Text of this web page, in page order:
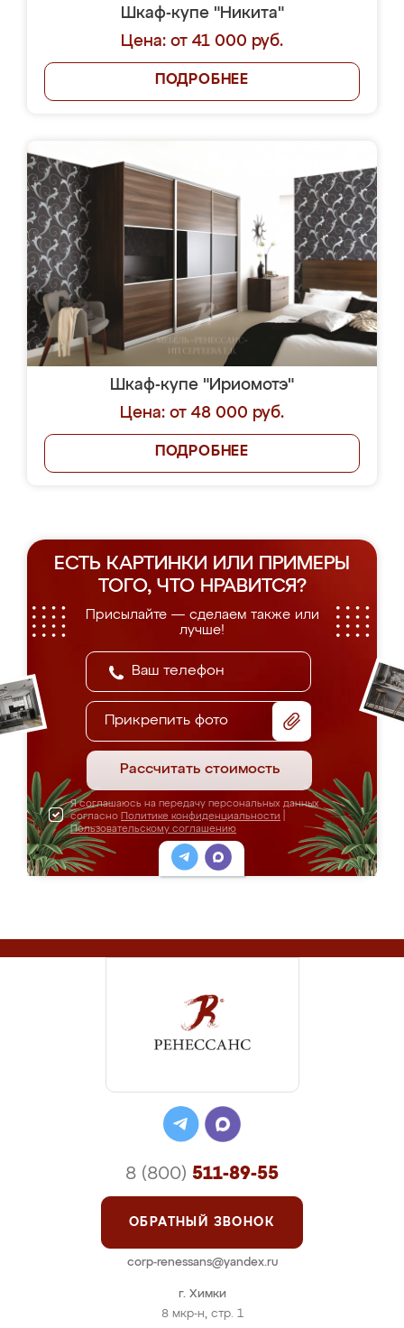
Шкаф-купе "Никита"
Цена: от 41 000 руб.
ПОДРОБНЕЕ
Шкаф-купе "Ириомотэ"
Цена: от 48 000 руб.
ПОДРОБНЕЕ
ЕСТЬ КАРТИНКИ ИЛИ ПРИМЕРЫ
ТОГО, ЧТО НРАВИТСЯ?
Присылайте — сделаем также или
лучше!
Прикрепить фото
Рассчитать стоимость
Я соглашаюсь на передачу персональных данных
согласно Политике конфиденциальности
Пользовательскому соглашению
г. Химки
8 мкр-н, стр. 1
8 (800) 511-89-55
ОБРАТНЫЙ ЗВОНОК
corp-renessans@yandex.ru